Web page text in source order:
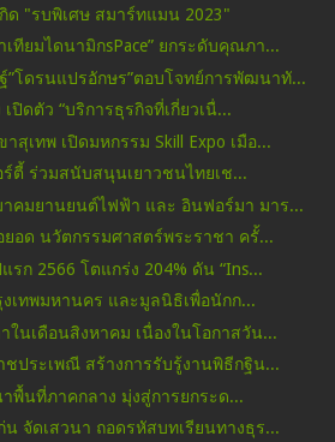
กิด "รบพิเศษ สมาร์ทแมน 2023"
เทียมไดนามิกsPace” ยกระดับคุณภา...
โดรนแปรอักษร”ตอบโจทย์การพัฒนาทั...
ปิดตัว “บริการธุรกิจที่เกี่ยวเนื่...
สุเทพ เปิดมหกรรม Skill Expo เมือ...
ตี้ ร่วมสนับสนุนเยาวชนไทยเช...
าคมยานยนต์ไฟฟ้า และ อินฟอร์มา มาร...
อด นวัตกรรมศาสตร์พระราชา ครั้...
รก 2566 โตแกร่ง 204% ดัน “Ins...
เทพมหานคร และมูลนิธิเพื่อนักก...
ในเดือนสิงหาคม เนื่องในโอกาสวัน...
ประเพณี สร้างการรับรู้งานพิธีกฐิน...
พื้นที่ภาคกลาง มุ่งสู่การยกระด...
จัดเสวนา ถอดรหัสบทเรียนทางธุร...